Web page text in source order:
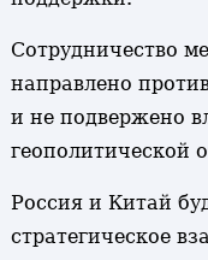
Сотрудничество
направлено
и не подвержено
геополитической
Россия и Китай
стратегическое